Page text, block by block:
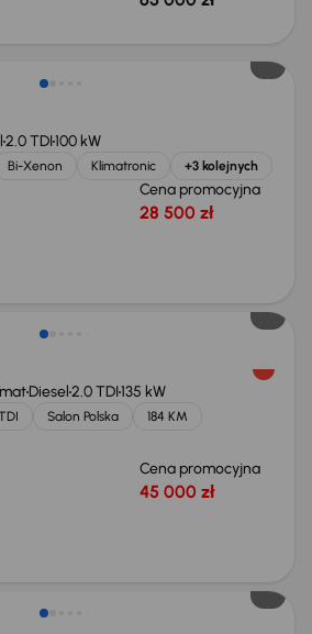
2.0 TDI100 kW
Bi-Xenon Klimatronic +3 kolejnych
Cena promocyjna
28 500 zł
Diesel2.0 TDI135 kW
Salon Polska
184 KM
Cena promocyjna
45 000 zł